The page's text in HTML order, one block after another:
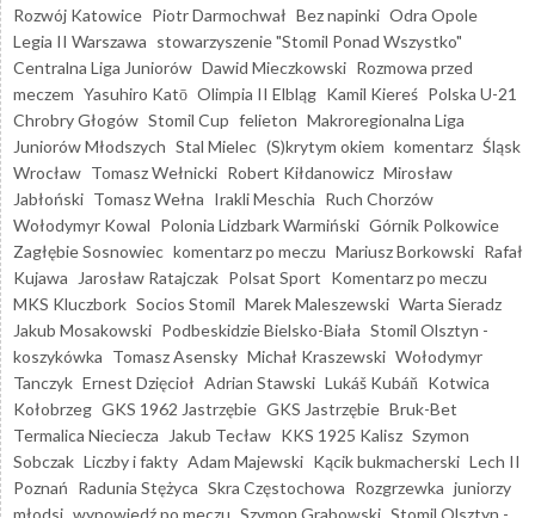
Rozwój Katowice Piotr Darmochwał Bez napinki Odra Opole
Legia II Warszawa stowarzyszenie "Stomil Ponad Wszystko"
Centralna Liga Juniorów Dawid Mieczkowski Rozmowa przed
meczem Yasuhiro Katō Olimpia II Elbląg Kamil Kiereś Polska U-21
Chrobry Głogów Stomil Cup felieton Makroregionalna Liga
Juniorów Młodszych Stal Mielec (S)krytym okiem komentarz Śląsk
Wrocław Tomasz Wełnicki Robert Kiłdanowicz Mirosław
Jabłoński Tomasz Wełna Irakli Meschia Ruch Chorzów
Wołodymyr Kowal Polonia Lidzbark Warmiński Górnik Polkowice
Zagłębie Sosnowiec komentarz po meczu Mariusz Borkowski Rafał
Kujawa
Jarosław Ratajczak Polsat Sport Komentarz po meczu
MKS Kluczbork Socios Stomil Marek Maleszewski Warta Sieradz
Jakub Mosakowski Podbeskidzie Bielsko-Biała Stomil Olsztyn -
koszykówka Tomasz Asensky Michał Kraszewski Wołodymyr
Tanczyk Ernest Dzięcioł Adrian Stawski Lukáš Kubáň Kotwica
Kołobrzeg GKS 1962 Jastrzębie GKS Jastrzębie Bruk-Bet
Termalica Nieciecza
Jakub Tecław KKS 1925 Kalisz Szymon
Sobczak Liczby i fakty Adam Majewski Kącik bukmacherski Lech II
Poznań Radunia Stężyca Skra Częstochowa Rozgrzewka juniorzy
młodsi wypowiedź po meczu Szymon Grabowski Stomil Olsztyn -